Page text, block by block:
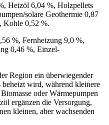
Heizöl 6,04 %, Holzpellets
solare Geothermie 0,87
Kohle 0,52 %.
%, Fernheizung 9,0 %,
0,46 %, Einzel-
Region ein überwiegender
wird, während kleinere
oder Wärmepumpen
ergänzen die Versorgung,
kleinen, aber wachsenden